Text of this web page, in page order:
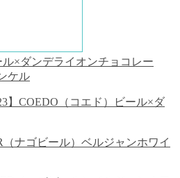
】COEDO（コエド）ビール×ダ
ナゴビール）ベルジャンホワイ